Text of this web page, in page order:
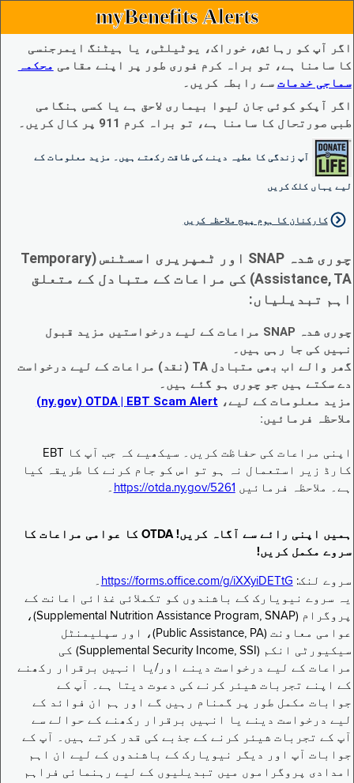
myBenefits Alerts
اگر آپ کو رہائش، خوراک، یوٹیلٹی، یا ہیٹنگ ایمرجنسی
کا سامنا ہے، تو براہ کرم فوری طور پر اپنے مقامی محکمہ
سماجی خدمات سے رابطہ کریں۔
اگر آپکو کوئی جان لیوا بیماری لاحق ہے یا کسی ہنگامی
طبی صورتحال کا سامنا ہے، تو براہ کرم 911 پر کال کریں۔
آپ زندگی کا عطیہ دینے کی طاقت رکھتے ہیں۔ مزید معلومات کے
لیے یہاں کلک کریں
کارکنان کا ہوم پیج ملاحظہ کریں
چوری شدہ SNAP اور ٹمپریری اسسٹنس (Temporary
Assistance, TA) کی مراعات کے متبادل کے متعلق
اہم تبدیلیاں:
چوری شدہ SNAP مراعات کے لیے درخواستیں مزید قبول
نہیں کی جا رہی ہیں۔
گھر والے اب بھی متبادل TA (نقد) مراعات کے لیے درخواست
دے سکتے ہیں جو چوری ہو گئے ہیں۔
مزید معلومات کے لیے، EBT Scam Alert ‏| OTDA ‏(ny.gov)
ملاحظہ فرمائیں:
اپنی مراعات کی حفاظت کریں۔ سیکھیے کہ جب آپ کا EBT
کارڈ زیر استعمال نہ ہو تو اس کو جام کرنے کا طریقہ کیا
ہے۔ ملاحظہ فرمائیں https://otda.ny.gov/5261 ۔
ہمیں اپنی رائے سے آگاہ کریں! OTDA کا عوامی مراعات کا
سروے مکمل کریں!
سروے لنک: https://forms.office.com/g/iXXyiDETtG ۔
یہ سروے نیویارک کے باشندوں کو تکملائی غذائی اعانت کے
پروگرام (Supplemental Nutrition Assistance Program, SNAP)،
عوامی معاونت (Public Assistance, PA)، اور سپلیمنٹل
سیکیورٹی انکم (Supplemental Security Income, SSI) کی
مراعات کے لیے درخواست دینے اور/یا انہیں برقرار رکھنے
کے اپنے تجربات شیئر کرنے کی دعوت دیتا ہے۔ آپ کے
جوابات مکمل طور پر گمنام رہیں گے اور ہم ان فوائد کے
لیے درخواست دینے یا انہیں برقرار رکھنے کے حوالے سے
آپ کے تجربات شیئر کرنے کے جذبے کی قدر کرتے ہیں۔ آپ کے
جوابات آپ اور دیگر نیویارک کے باشندوں کے لیے ان اہم
امدادی پروگراموں میں تبدیلیوں کے لیے رہنمائی فراہم